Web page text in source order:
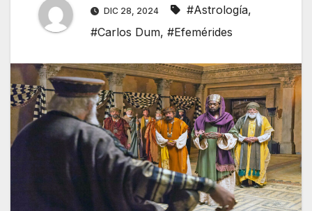
DIC 28, 2024 #Astrología,
#Carlos Dum, #Efemérides